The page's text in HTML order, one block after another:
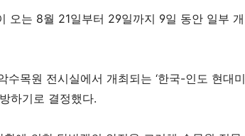
오는 8월 21일부터 29일까지 9일 동안 일부 개
수목원 전시실에서 개최되는 ‘한국-인도 현대미
하기로 결정했다.